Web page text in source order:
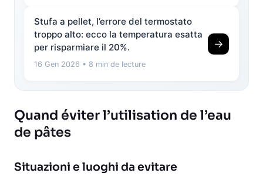
Stufa a pellet, l’errore del termostato
troppo alto: ecco la temperatura esatta
per risparmiare il 20%.
16 Gen 2026 • 8 min de lecture
→
Quand éviter l’utilisation de l’eau
de pâtes
Situazioni e luoghi da evitare